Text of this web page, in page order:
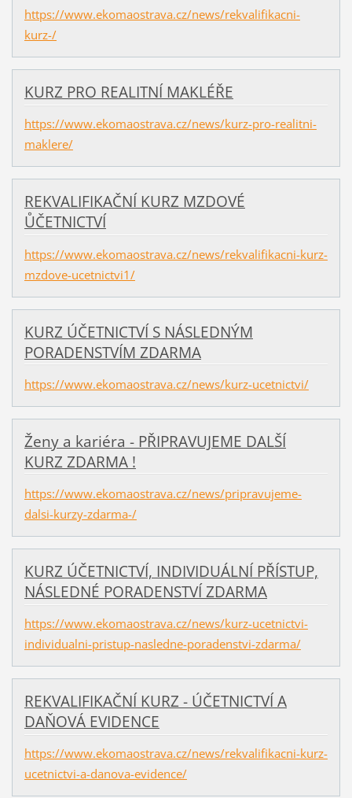
https://www.ekomaostrava.cz/news/rekvalifikacni-
kurz-/
KURZ PRO REALITNÍ MAKLÉŘE
https://www.ekomaostrava.cz/news/kurz-pro-realitni-
maklere/
REKVALIFIKAČNÍ KURZ MZDOVÉ
ŮČETNICTVÍ
https://www.ekomaostrava.cz/news/rekvalifikacni-kurz-
mzdove-ucetnictvi1/
KURZ ÚČETNICTVÍ S NÁSLEDNÝM
PORADENSTVÍM ZDARMA
https://www.ekomaostrava.cz/news/kurz-ucetnictvi/
Ženy a kariéra - PŘIPRAVUJEME DALŠÍ
KURZ ZDARMA !
https://www.ekomaostrava.cz/news/pripravujeme-
dalsi-kurzy-zdarma-/
KURZ ÚČETNICTVÍ, INDIVIDUÁLNÍ PŘÍSTUP,
NÁSLEDNÉ PORADENSTVÍ ZDARMA
https://www.ekomaostrava.cz/news/kurz-ucetnictvi-
individualni-pristup-nasledne-poradenstvi-zdarma/
REKVALIFIKAČNÍ KURZ - ÚČETNICTVÍ A
DAŇOVÁ EVIDENCE
https://www.ekomaostrava.cz/news/rekvalifikacni-kurz-
ucetnictvi-a-danova-evidence/